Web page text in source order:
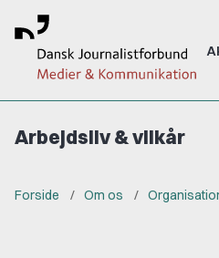
Arbejdsliv & vilkår
Forside Om os